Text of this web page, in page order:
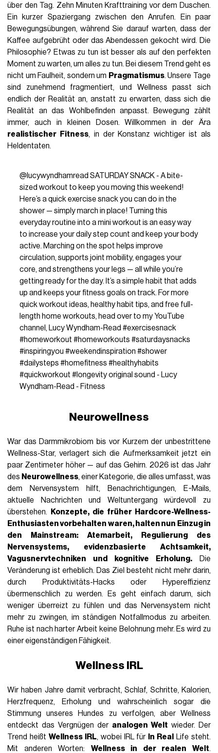
über den Tag. Zehn Minuten Krafttraining vor dem Duschen.
Ein kurzer Spaziergang zwischen den Anrufen. Ein paar
Bewegungsübungen, während Sie darauf warten, dass der
Kaffee aufgebrüht oder das Abendessen gekocht wird. Die
Philosophie? Etwas zu tun ist besser als auf den perfekten
Moment zu warten, um alles zu tun. Bei diesem Trend geht es
nicht um Faulheit, sondern um Pragmatismus. Unsere Tage
sind zunehmend fragmentiert, und Wellness passt sich
endlich der Realität an, anstatt zu erwarten, dass sich die
Realität an das Wohlbefinden anpasst. Bewegung zählt
immer, auch in kleinen Dosen. Willkommen in der Ära
realistischer Fitness, in der Konstanz wichtiger ist als
Heldentaten.
@lucywyndhamread SATURDAY SNACK - A bite-
sized workout to keep you moving this weekend!
Here’s a quick exercise snack you can do in the
shower — simply march in place! Turning this
everyday routine into a mini workout is an easy way
to increase your daily step count and keep your body
active. Marching on the spot helps improve
circulation, supports joint mobility, engages your
core, and strengthens your legs — all while you’re
getting ready for the day. It’s a simple habit that adds
up and keeps your fitness goals on track. For more
quick workout ideas, healthy habit tips, and free full-
length home workouts, head over to my YouTube
channel, Lucy Wyndham-Read #exercisesnack
#homeworkout #homeworkouts #saturdaysnacks
#inspiringyou #weekendinspiration #shower
#dailysteps #homefitness #healthyhabits
#quickworkout #longevityoriginal sound - Lucy
Wyndham-Read - Fitness
Neurowellness
War das Darmmikrobiom bis vor Kurzem der unbestrittene
Wellness-Star, verlagert sich die Aufmerksamkeit jetzt ein
paar Zentimeter höher — auf das Gehirn. 2026 ist das Jahr
des Neurowellness, einer Kategorie, die alles umfasst, was
dem Nervensystem hilft, Benachrichtigungen, E-Mails,
aktuelle Nachrichten und Weltuntergang würdevoll zu
überstehen.
Konzepte, die früher Hardcore-Wellness-
Enthusiasten vorbehalten waren, halten nun Einzug in
den Mainstream: Atemarbeit,
Regulierung des
Nervensystems, evidenzbasierte Achtsamkeit,
Vagusnervtechniken und kognitive Erholung.Die
Veränderung ist erheblich. Das Ziel besteht nicht mehr darin,
durch Produktivitäts-Hacks oder Hypereffizienz
übermenschlich zu werden. Es geht einfach darum, sich
weniger überreizt zu fühlen und das Nervensystem nicht
mehr zu zwingen, im ständigen Notfallmodus zu arbeiten.
Ruhe ist nach harter Arbeit keine Belohnung mehr. Es wird zu
einer eigenständigen Fähigkeit.
Wellness IRL
Wir haben Jahre damit verbracht, Schlaf, Schritte, Kalorien,
Herzfrequenz, Erholung und wahrscheinlich sogar die
Stimmung unseres Hundes zu verfolgen, aber Wellness
entdeckt das Vergnügen der analogen Welt wieder. Der
Trend heißt Wellness IRL, wobei IRL für In Real
Life steht.
Mit anderen Worten: Wellness in der realen Welt.